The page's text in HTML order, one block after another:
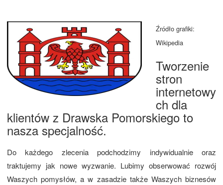
Źródło grafiki:
Wikipedia
Tworzenie
stron
internetowy
ch dla
klientów z Drawska Pomorskiego to
nasza specjalność.
Do każdego zlecenia podchodzimy indywidualnie oraz
traktujemy jak nowe wyzwanie. Lubimy obserwować rozwój
Waszych pomysłów, a w zasadzie także Waszych biznesów